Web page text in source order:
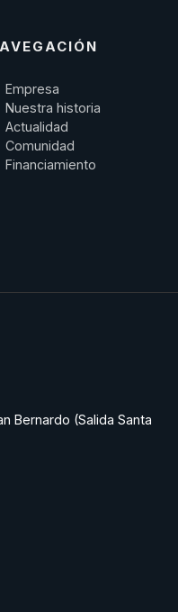
Empresa
Nuestra historia
Actualidad
Comunidad
Financiamiento
Bernardo (Salida Santa